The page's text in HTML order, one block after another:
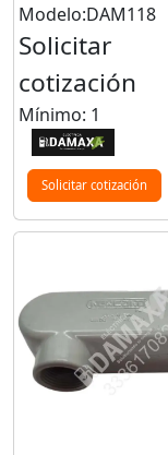
Modelo:DAM118
Solicitar
cotización
Mínimo: 1
Solicitar cotización